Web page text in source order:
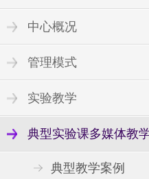
中心概况
管理模式
实验教学
典型实验课多媒体教
典型教学案例